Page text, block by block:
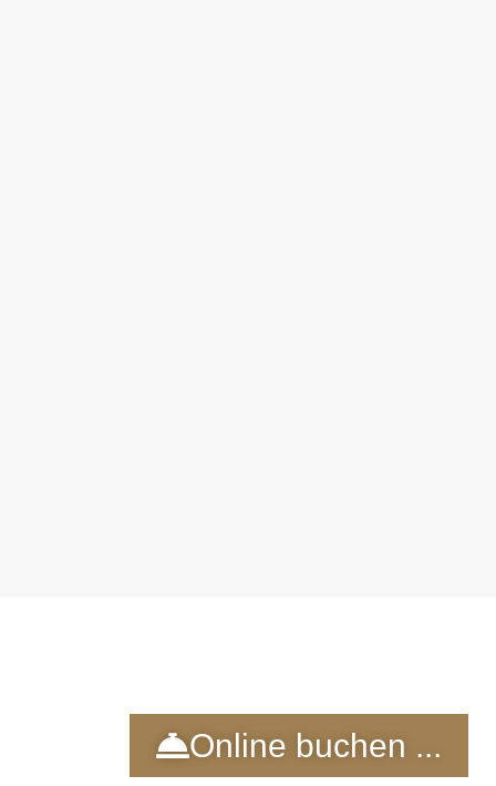
Online buchen ...